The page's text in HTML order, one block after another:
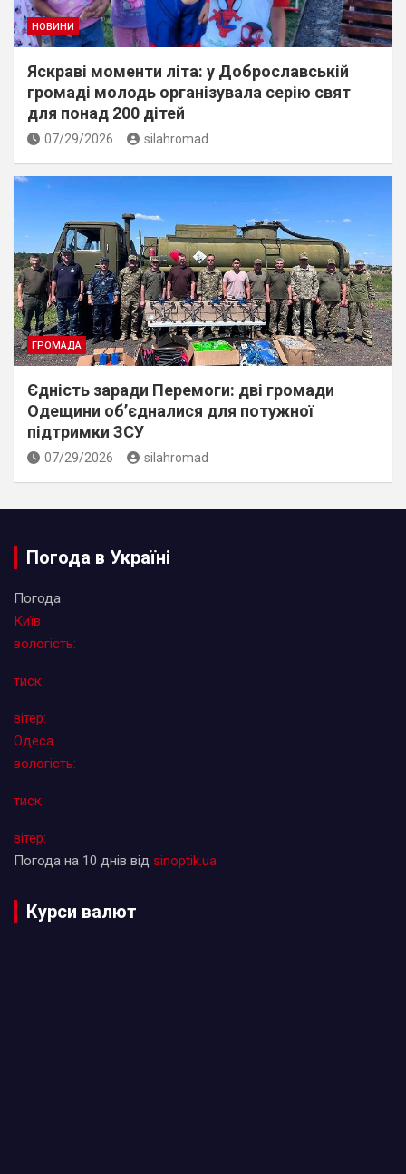
НОВИНИ
Яскраві моменти літа: у Доброславській
громаді молодь організувала серію свят
для понад 200 дітей
07/29/2026 silahromad
ГРОМАДА
Єдність заради Перемоги: дві громади
Одещини об’єдналися для потужної
підтримки ЗСУ
07/29/2026 silahromad
Погода в Україні
Погода
Київ
вологість:
тиск:
вітер:
Одеса
вологість:
тиск:
вітер:
Погода на 10 днів від sinoptik.ua
Курси валют